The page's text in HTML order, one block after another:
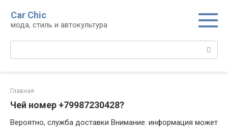
контенту
Car Chic
мода, стиль и автокультура
Поиск:
Главная
Чей номер +79987230428?
Вероятно, служба доставки Внимание: информация может